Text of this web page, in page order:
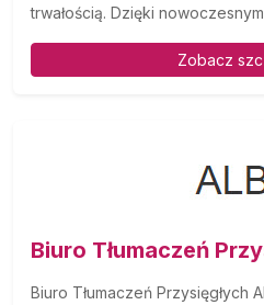
trwałością. Dzięki
Zobacz
Biuro Tłumaczeń
Biuro Tłumaczeń Przysięgłych